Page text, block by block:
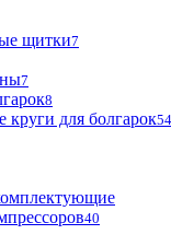
щитки7
7
8
круги для болгарок54
40